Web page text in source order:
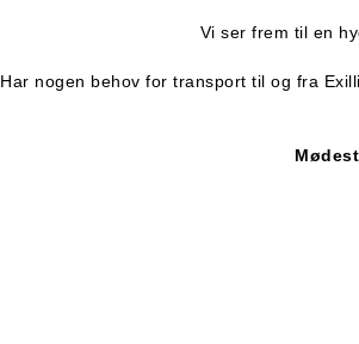
Vi ser frem til en
Har nogen behov for transport til og fra